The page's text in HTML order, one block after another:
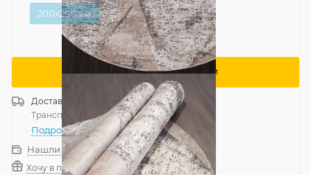
200x200 см
Сообщить о поступлении
Доставка
Транспортной компанией— бесплатно
Подробнее
Нашли дешевле?
Хочу в подарок